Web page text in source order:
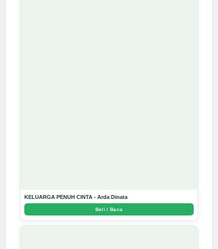
KELUARGA PENUH CINTA - Arda Dinata
Beli / Baca